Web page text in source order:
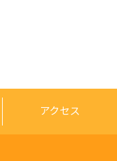
アクセス